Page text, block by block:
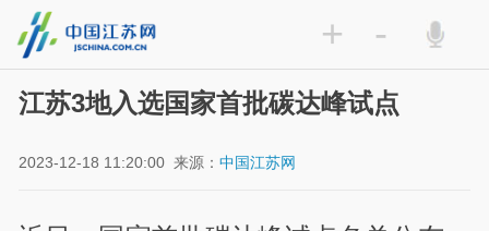
+ -
江苏3地入选国家首批碳达峰试点
2023-12-18 11:20:00 来源：中国江苏网